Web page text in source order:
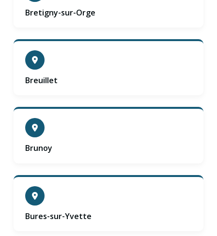
Bretigny-sur-Orge
Breuillet
Brunoy
Bures-sur-Yvette